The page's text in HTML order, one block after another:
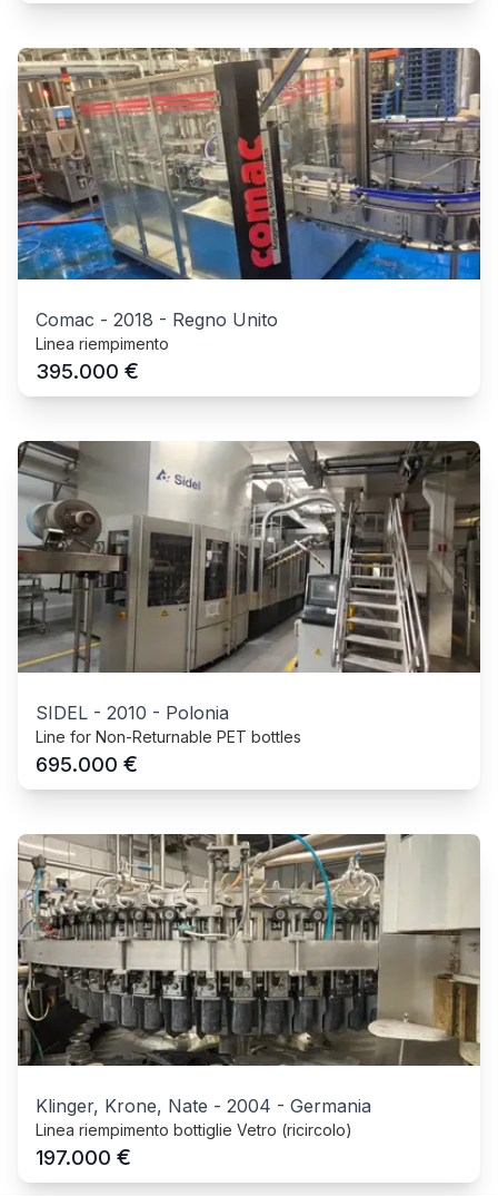
Comac - 2018 - Regno Unito
Linea riempimento
395.000 €
SIDEL - 2010 - Polonia
Line for Non-Returnable PET bottles
695.000 €
Klinger, Krone, Nate - 2004 - Germania
Linea riempimento bottiglie Vetro (ricircolo)
197.000 €